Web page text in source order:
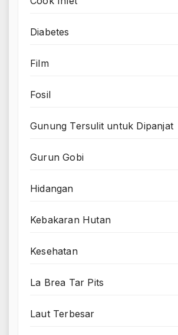
Diabetes
Film
Fosil
Gunung Tersulit untuk Dipanjat
Gurun Gobi
Hidangan
Kebakaran Hutan
Kesehatan
La Brea Tar Pits
Laut Terbesar